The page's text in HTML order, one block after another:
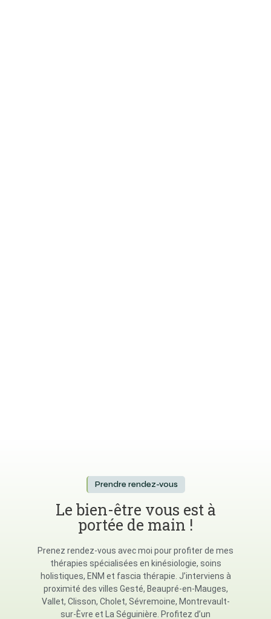
Prendre rendez-vous
Le bien-être vous est à
portée de main !
Prenez rendez-vous avec moi pour profiter de mes
thérapies spécialisées en kinésiologie, soins
holistiques, ENM et fascia thérapie. J’interviens à
proximité des villes Gesté, Beaupré-en-Mauges,
Vallet, Clisson, Cholet, Sévremoine, Montrevault-
sur-Èvre et La Séguinière. Profitez d’un